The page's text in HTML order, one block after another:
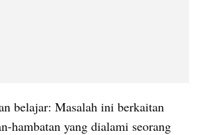
belajar: Masalah ini berkaitan
hambatan yang dialami seorang